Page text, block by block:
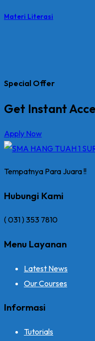
Materi Literasi
Special Offer
Get Instant
Apply Now
Tempatnya Para Juara !!
Hubungi Kami
( 031 ) 353 7810
Menu Layanan
Latest News
Our Courses
Informasi
Tutorials